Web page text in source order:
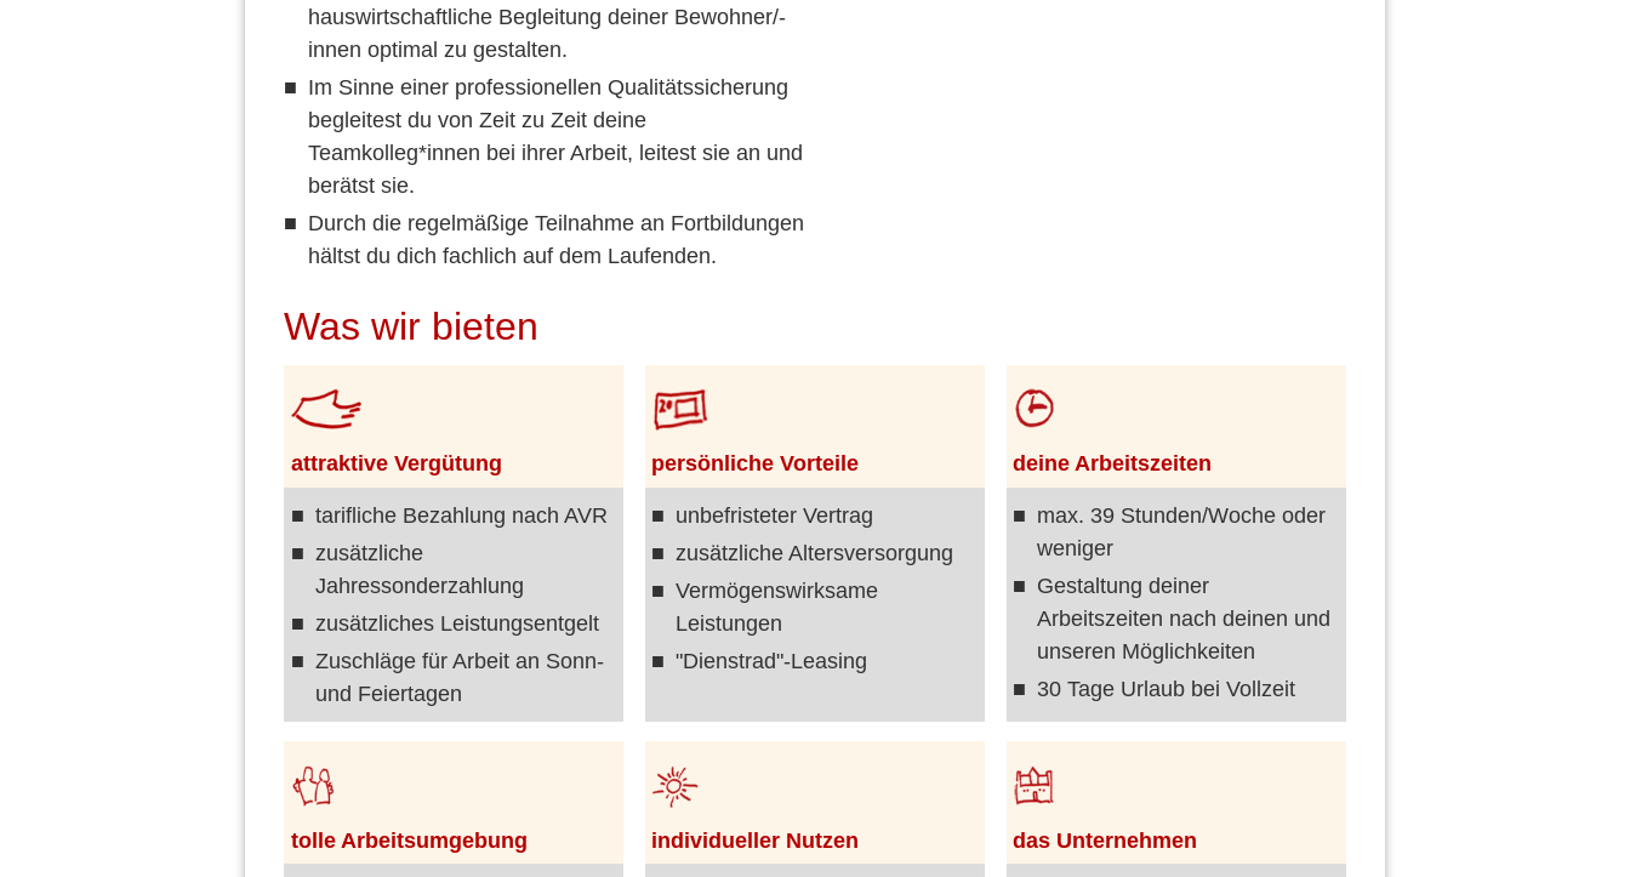
hauswirtschaftliche Begleitung deiner Bewohner/-
innen optimal zu gestalten.
Im Sinne einer professionellen Qualitätssicherung
begleitest du von Zeit zu Zeit deine
Teamkolleg*innen bei ihrer Arbeit, leitest sie an und
berätst sie.
Durch die regelmäßige Teilnahme an Fortbildungen
hältst du dich fachlich auf dem Laufenden.
Was wir bieten
attraktive Vergütung
tarifliche Bezahlung nach AVR
zusätzliche
Jahressonderzahlung
zusätzliches Leistungsentgelt
Zuschläge für Arbeit an Sonn-
und Feiertagen
persönliche Vorteile
unbefristeter Vertrag
zusätzliche Alters­versorgung
Vermögens­wirksame
Leistungen
"Dienstrad"-Leasing
deine Arbeitszeiten
max. 39 Stunden/Woche oder
weniger
Gestaltung deiner
Arbeitszeiten nach deinen und
unseren Möglichkeiten
30 Tage Urlaub bei Vollzeit
tolle Arbeitsumgebung individueller Nutzen das Unternehmen